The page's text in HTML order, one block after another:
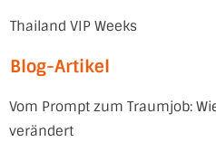
Thailand VIP Weeks
Blog-Artikel
Vom Prompt zum Traumjob:
verändert